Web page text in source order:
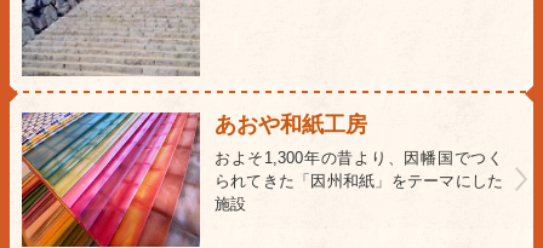
あおや和紙工房
およそ1,300年の昔より、因幡国でつく
られてきた「因州和紙」をテーマにした
施設